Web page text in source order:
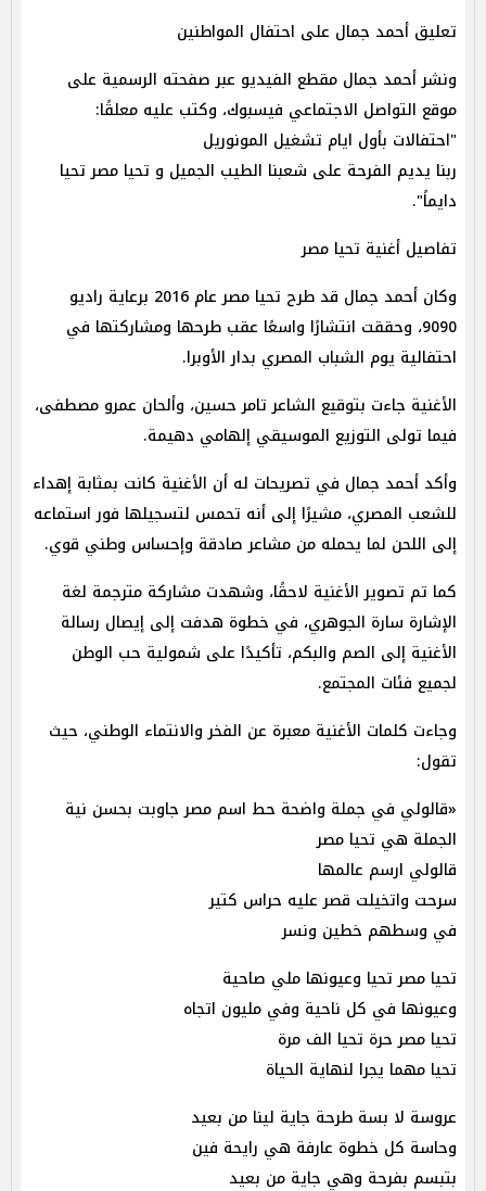
تعليق أحمد جمال على احتفال المواطنين
ونشر أحمد جمال مقطع الفيديو عبر صفحته الرسمية على
موقع التواصل الاجتماعي فيسبوك، وكتب عليه معلقًا:
"احتفالات بأول ايام تشغيل المونوريل
ربنا يديم الفرحة على شعبنا الطيب الجميل و تحيا مصر تحيا
دايماً".
تفاصيل أغنية تحيا مصر
وكان أحمد جمال قد طرح تحيا مصر عام 2016 برعاية راديو
9090، وحققت انتشارًا واسعًا عقب طرحها ومشاركتها في
احتفالية يوم الشباب المصري بدار الأوبرا.
الأغنية جاءت بتوقيع الشاعر تامر حسين، وألحان عمرو مصطفى،
فيما تولى التوزيع الموسيقي إلهامي دهيمة.
وأكد أحمد جمال في تصريحات له أن الأغنية كانت بمثابة إهداء
للشعب المصري، مشيرًا إلى أنه تحمس لتسجيلها فور استماعه
إلى اللحن لما يحمله من مشاعر صادقة وإحساس وطني قوي.
كما تم تصوير الأغنية لاحقًا، وشهدت مشاركة مترجمة لغة
الإشارة سارة الجوهري، في خطوة هدفت إلى إيصال رسالة
الأغنية إلى الصم والبكم، تأكيدًا على شمولية حب الوطن
لجميع فئات المجتمع.
وجاءت كلمات الأغنية معبرة عن الفخر والانتماء الوطني، حيث
تقول:
«قالولي في جملة واضحة حط اسم مصر جاوبت بحسن نية
الجملة هي تحيا مصر
قالولي ارسم عالمها
سرحت واتخيلت قصر عليه حراس كتير
في وسطهم خطين ونسر
تحيا مصر تحيا وعيونها ملي صاحية
وعيونها في كل ناحية وفي مليون اتجاه
تحيا مصر حرة تحيا الف مرة
تحيا مهما يجرا لنهاية الحياة
عروسة لا بسة طرحة جاية لينا من بعيد
وحاسة كل خطوة عارفة هي رايحة فين
بتبسم بفرحة وهي جاية من بعيد